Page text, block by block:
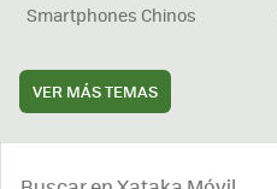
Smartphones Chinos
VER MÁS TEMAS